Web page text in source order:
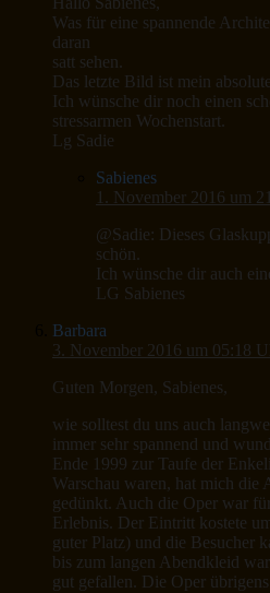
Was für eine spannende
daran
satt sehen.
Das letzte Bild ist mein
Ich wünsche dir noch einen
stressarmen Wochenstart.
Lg Sadie
Sabienes
1. November 2016 um
@Sadie: Dieses
schön.
Ich wünsche dir auch
LG Sabienes
Barbara
3. November 2016 um 05:18
Guten Morgen, Sabienes,
wie solltest du uns auch
immer sehr spannend und
Ende 1999 zur Taufe der
Warschau waren, hat mich die
gedünkt. Auch die Oper war
Erlebnis. Der Eintritt kostete
guter Platz) und die Besucher
bis zum langen Abendkleid
gut gefallen. Die Oper